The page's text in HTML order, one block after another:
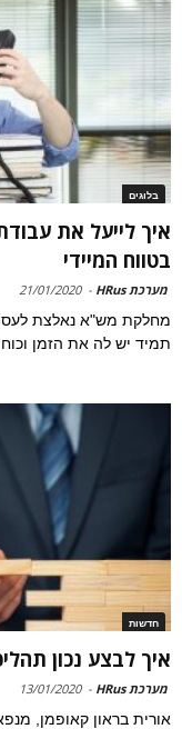
בלוגים
איך לייעל את
בטווח המיידי
מערכת HRus -
21/01/2020
מחלקת מש"א נאלצת
תמיד יש לה את הזמן
חדשות
איך לבצע נכון
מערכת HRus -
13/01/2020
אורית בראון קאופמן,